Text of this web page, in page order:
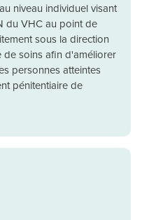
niveau individuel visant
du VHC au point de
sous la direction
soins afin d'améliorer
personnes atteintes
pénitentiaire de